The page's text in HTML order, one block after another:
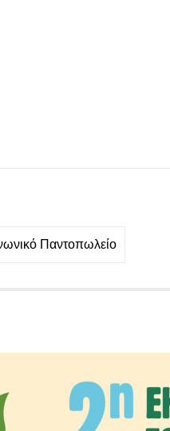
Παντοπωλείο